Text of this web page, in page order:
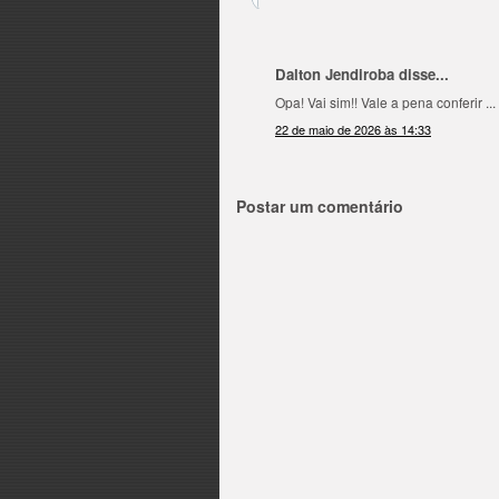
Dalton Jendiroba disse...
Opa! Vai sim!! Vale a pena conferir ...
22 de maio de 2026 às 14:33
Postar um comentário